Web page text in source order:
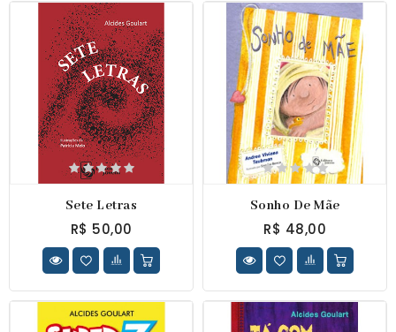
Sete Letras
R$ 50,00
Sonho De Mãe
R$ 48,00